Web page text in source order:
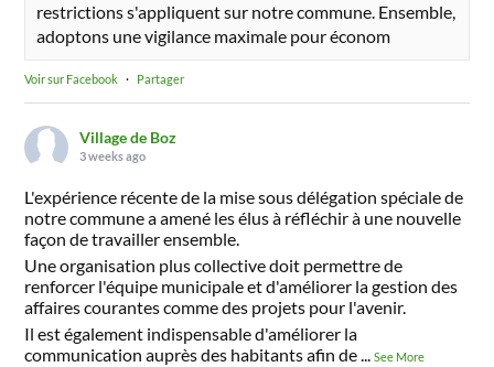
restrictions s'appliquent sur notre commune. Ensemble,
adoptons une vigilance maximale pour économ
Voir sur Facebook · Partager
Village de Boz
3 weeks ago
L'expérience récente de la mise sous délégation spéciale de
notre commune a amené les élus à réfléchir à une nouvelle
façon de travailler ensemble.
Une organisation plus collective doit permettre de
renforcer l'équipe municipale et d'améliorer la gestion des
affaires courantes comme des projets pour l'avenir.
Il est également indispensable d'améliorer la
communication auprès des habitants afin de...See More